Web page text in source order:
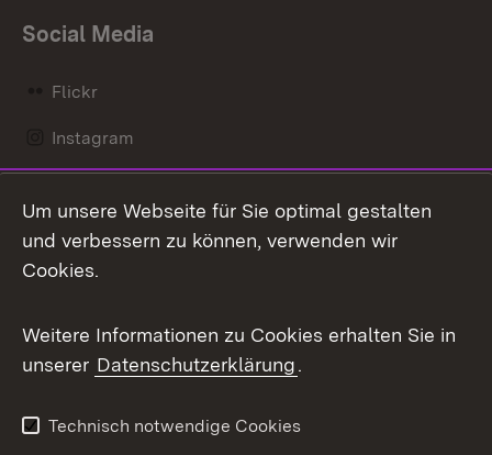
Social Media
Flickr
Instagram
Mastodon
Messenger
Social Wall
X / Twitter
Youtube
Um unsere Webseite für Sie optimal gestalten
und verbessern zu können, verwenden wir
Cookies.
Weitere Informationen zu Cookies erhalten Sie in
unserer Datenschutzerklärung.
Technisch notwendige Cookies